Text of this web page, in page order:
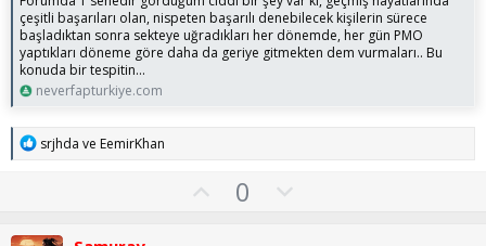
çeşitli başarıları olan, nispeten başarılı denebilecek kişilerin sürece
başladıktan sonra sekteye uğradıkları her dönemde, her gün PMO
yaptıkları döneme göre daha da geriye gitmekten dem vurmaları.. Bu
konuda bir tespitin...
neverfapturkiye.com
T
srjhda ve EemirKhan
O0